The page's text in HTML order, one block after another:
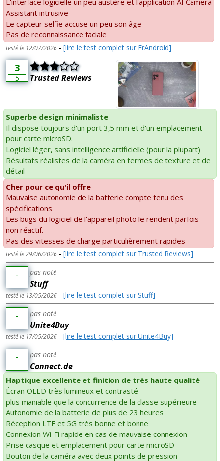
L'interface logicielle un peu austère et l'application AI Camera
Assistant intrusive
Le capteur selfie accuse un peu son âge
Pas de reconnaissance faciale
testé le 12/07/2026 - [lire le test complet sur FrAndroid]
3
5 Trusted Reviews
Superbe design minimaliste
Il dispose toujours d'un port 3,5 mm et d'un emplacement
pour carte microSD.
Logiciel léger, sans intelligence artificielle (pour la plupart)
Résultats réalistes de la caméra en termes de texture et de
détail
Cher pour ce qu'il offre
Mauvaise autonomie de la batterie compte tenu des
spécifications
Les bugs du logiciel de l'appareil photo le rendent parfois
non réactif.
Pas des vitesses de charge particulièrement rapides
testé le 29/06/2026 - [lire le test complet sur Trusted Reviews]
- pas noté
Stuff
testé le 13/05/2026 - [lire le test complet sur Stuff]
- pas noté
Unite4Buy
testé le 17/05/2026 - [lire le test complet sur Unite4Buy]
- pas noté
Connect.de
Haptique excellente et finition de très haute qualité
Écran OLED très lumineux et contrasté
plus maniable que la concurrence de la classe supérieure
Autonomie de la batterie de plus de 23 heures
Réception LTE et 5G très bonne et bonne
Connexion Wi-Fi rapide en cas de mauvaise connexion
Prise casque et emplacement pour carte microSD
Bouton de la caméra avec deux points de pression